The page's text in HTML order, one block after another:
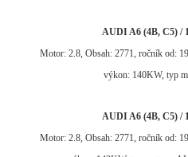
AUDI A6 (4B, C5) /
Motor: 2.8, Obsah: 2771, ročník od:
výkon: 140KW, typ
AUDI A6 (4B, C5) /
Motor: 2.8, Obsah: 2771, ročník od: